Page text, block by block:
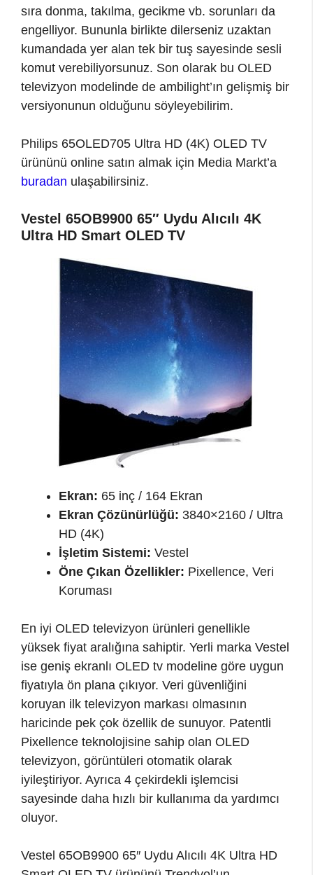
sıra donma, takılma, gecikme vb. sorunları da
engelliyor. Bununla birlikte dilerseniz uzaktan
kumandada yer alan tek bir tuş sayesinde sesli
komut verebiliyorsunuz. Son olarak bu OLED
televizyon modelinde de ambilight’ın gelişmiş bir
versiyonunun olduğunu söyleyebilirim.
Philips 65OLED705 Ultra HD (4K) OLED TV
ürününü online satın almak için Media Markt’a
buradan ulaşabilirsiniz.
Vestel 65OB9900 65″ Uydu Alıcılı 4K
Ultra HD Smart OLED TV
Ekran: 65 inç / 164 Ekran
Ekran Çözünürlüğü: 3840×2160 / Ultra
HD (4K)
İşletim Sistemi: Vestel
Öne Çıkan Özellikler: Pixellence, Veri
Koruması
En iyi OLED televizyon ürünleri genellikle
yüksek fiyat aralığına sahiptir. Yerli marka Vestel
ise geniş ekranlı OLED tv modeline göre uygun
fiyatıyla ön plana çıkıyor. Veri güvenliğini
koruyan ilk televizyon markası olmasının
haricinde pek çok özellik de sunuyor. Patentli
Pixellence teknolojisine sahip olan OLED
televizyon, görüntüleri otomatik olarak
iyileştiriyor. Ayrıca 4 çekirdekli işlemcisi
sayesinde daha hızlı bir kullanıma da yardımcı
oluyor.
Vestel 65OB9900 65″ Uydu Alıcılı 4K Ultra HD